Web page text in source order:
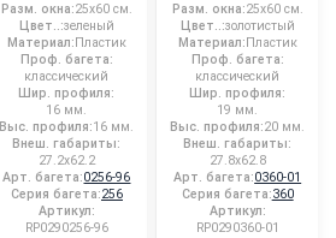
Разм. окна:25x60 см.
Цвет..:зеленый
Материал: Пластик
Проф. багета:
классический
Шир. профиля:
16 мм.
Выс. профиля:16 мм.
Внеш. габариты:
27.2x62.2
Арт. багета:0256-96
Серия багета:256
Артикул:
RP0290256-96
Разм. окна:25x60 см.
Цвет..:золотистый
Материал: Пластик
Проф. багета:
классический
Шир. профиля:
19 мм.
Выс. профиля:20 мм.
Внеш. габариты:
27.8x62.8
Арт. багета:0360-01
Серия багета:360
Артикул:
RP0290360-01